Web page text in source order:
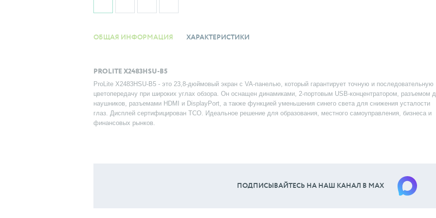
ОБЩАЯ ИНФОРМАЦИЯ ХАРАКТЕРИСТИКИ
PROLITE X2483HSU-B5
ProLite X2483HSU-B5 - это 23,8-дюймовый экран с VA-панелью, который гарантирует точную и последовательную
цветопередачу при широких углах обзора. Он оснащен динамиками, 2-портовым USB-концентратором, разъемом
наушников, разъемами HDMI и DisplayPort, а также функцией уменьшения синего света для снижения усталости
глаз. Дисплей сертифицирован TCO. Идеальное решение для образования, местного самоуправления, бизнеса и
финансовых рынков.
ПОДПИСЫВАЙТЕСЬ НА НАШ КАНАЛ В МАХ